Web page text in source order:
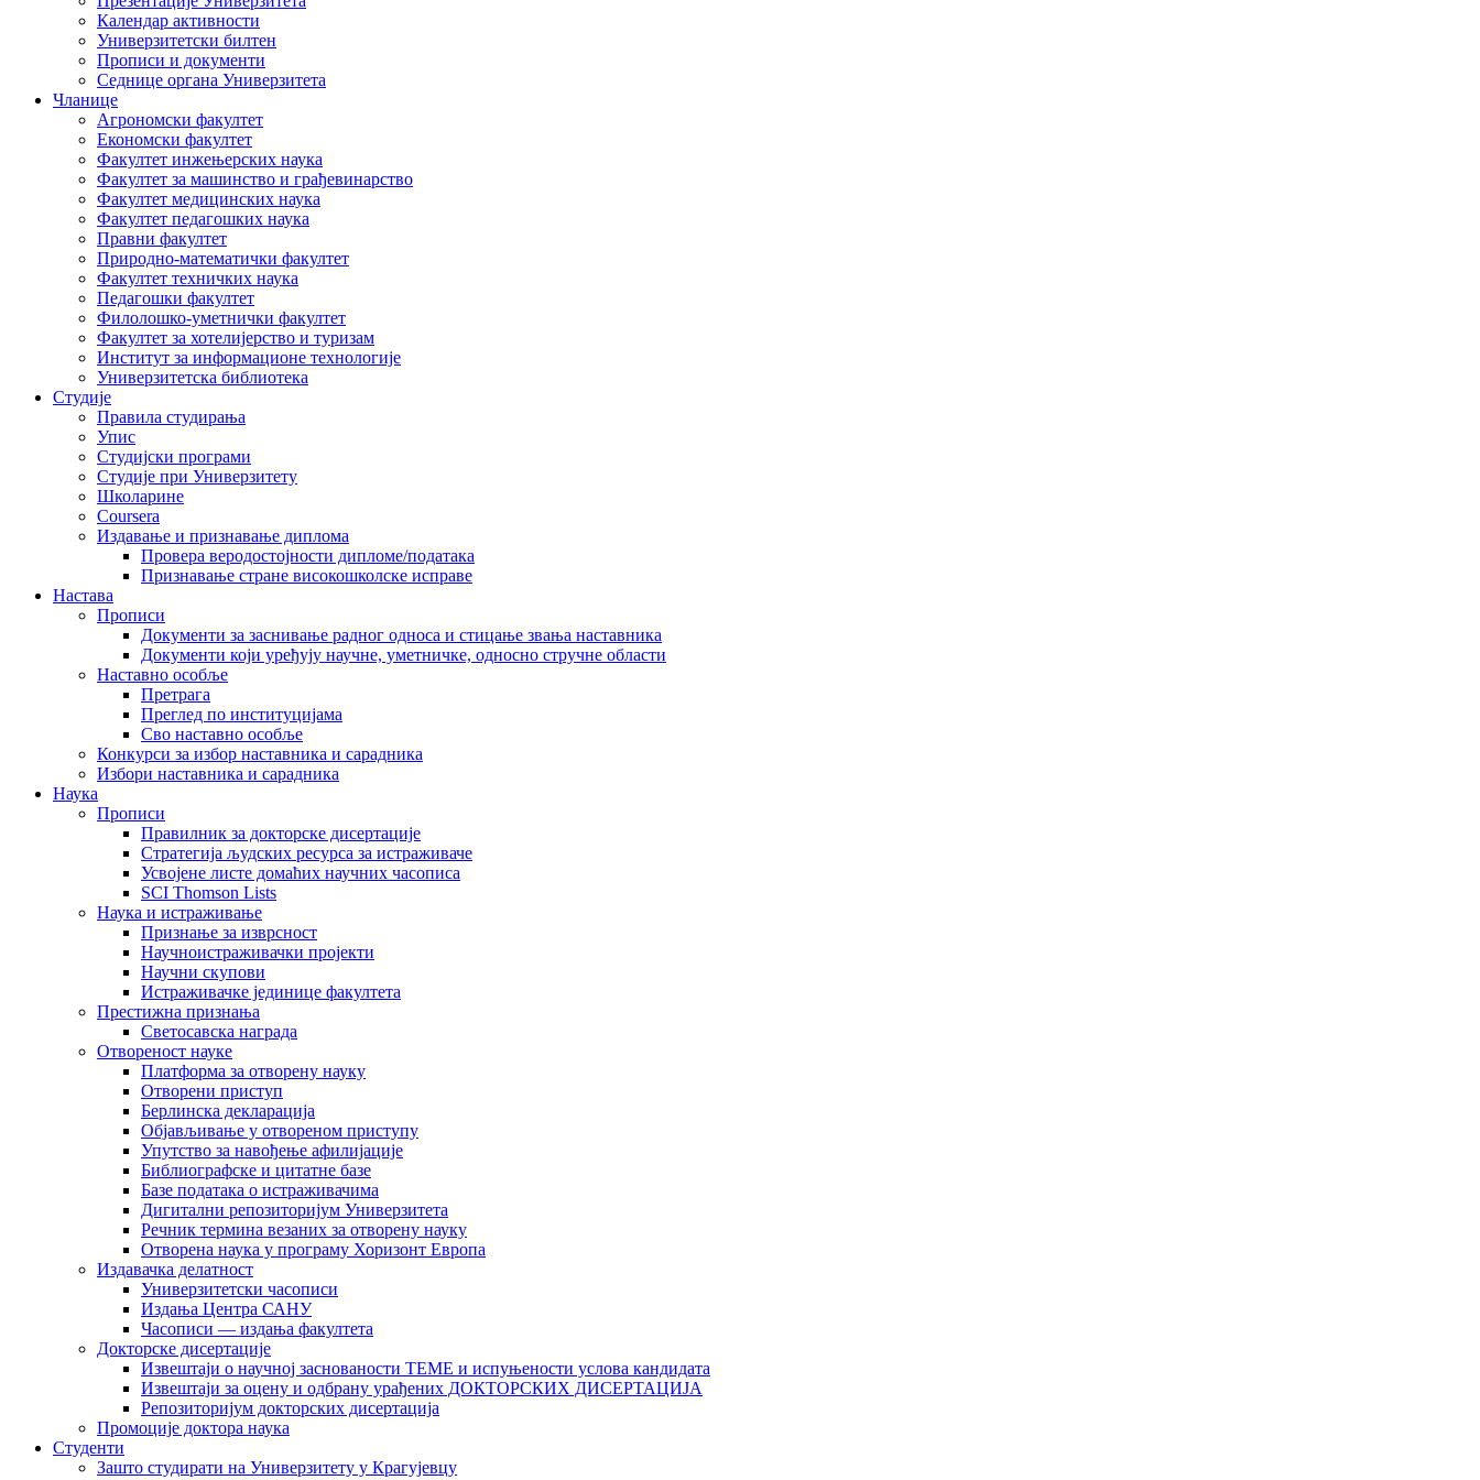
Календар активности
Универзитетски билтен
Прописи и документи
Седнице органа Универзитета
Чланице
Агрономски факултет
Економски факултет
Факултет инжењерских наука
Факултет за машинство и грађевинарство
Факултет медицинских наука
Факултет педагошких наука
Правни факултет
Природно-математички факултет
Факултет техничких наука
Педагошки факултет
Филолошко-уметнички факултет
Факултет за хотелијерство и туризам
Институт за информационе технологије
Универзитетска библиотека
Студије
Правила студирања
Упис
Студијски програми
Студије при Универзитету
Школарине
Coursera
Издавање и признавање диплома
Провера веродостојности дипломе/података
Признавање стране високошколске исправе
Настава
Прописи
Документи за заснивање радног односа и стицање звања наставника
Документи који уређују научне, уметничке, односно стручне области
Наставно особље
Претрага
Преглед по институцијама
Сво наставно особље
Конкурси за избор наставника и сарадника
Избори наставника и сарадника
Наука
Прописи
Правилник за докторске дисертације
Стратегија људских ресурса за истраживаче
Усвојене листе домаћих научних часописа
SCI Thomson Lists
Наука и истраживање
Признање за изврсност
Научноистраживачки пројекти
Научни скупови
Истраживачке јединице факултета
Престижна признања
Светосавска награда
Отвореност науке
Платформа за отворену науку
Отворени приступ
Берлинска декларација
Објављивање у отвореном приступу
Упутство за навођење афилијације
Библиографске и цитатне базе
Базе података о истраживачима
Дигитални репозиторијум Универзитета
Рeчник термина везаних за отворену науку
Отворена наука у програму Хоризонт Европа
Издавачка делатност
Универзитетски часописи
Издања Центра САНУ
Часописи — издања факултета
Докторске дисертације
Извештаји о научној заснованости ТЕМЕ и испуњености услова кандидата
Извештаји за оцену и одбрану урађених ДОКТОРСКИХ ДИСЕРТАЦИЈА
Репозиторијум докторских дисертација
Промоције доктора наука
Студенти
Зашто студирати на Универзитету у Крагујевцу